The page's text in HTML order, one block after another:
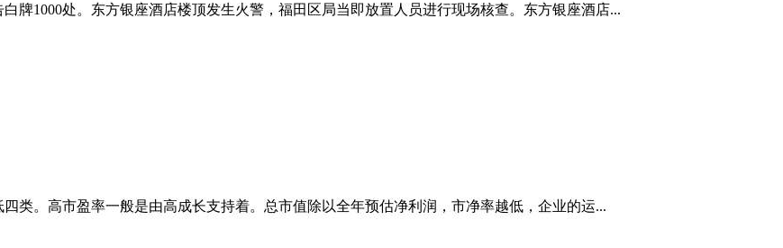
牌1000处。东方银座酒店楼顶发生火警，福田区局当即放置人员进行现场核查。东方银座酒店...
类。高市盈率一般是由高成长支持着。总市值除以全年预估净利润，市净率越低，企业的运...